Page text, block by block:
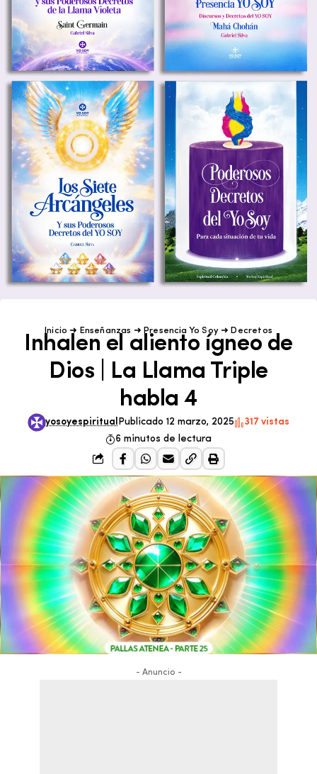
Inicio ➜ Enseñanzas ➜ Presencia Yo Soy➜ Decretos
Inhalen el aliento ígneo de
Dios | La Llama Triple
habla 4
yosoyespiritual Publicado 12 marzo, 2025
317 vistas
6 minutos de lectura
- Anuncio -